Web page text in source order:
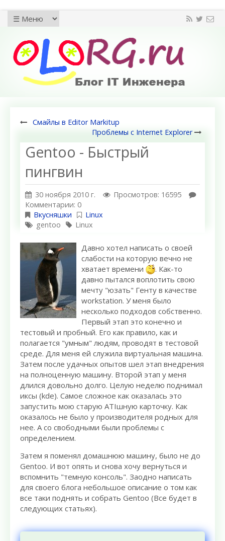
Смайлы в Editor Markitup
Проблемы с Internet Explorer
Gentoo - Быстрый
пингвин
30 ноября 2010 г.
Просмотров: 16595
Комментарии: 0
Вкусняшки
Linux
gentoo
Linux
Давно хотел написать о своей
слабости на которую вечно не
хватает времени
. Как-то
давно пытался воплотить свою
мечту "юзать" Генту в качестве
workstation. У меня было
несколько подходов собственно.
Первый этап это конечно и
тестовый и пробный. Его как правило, как и
полагается "умным" людям, проводят в тестовой
среде. Для меня ей служила виртуальная машина.
Затем после удачных опытов шел этап внедрения
на полноценную машину. Второй этап у меня
длился довольно долго. Целую неделю поднимал
иксы (kde). Самое сложное как оказалась это
запустить мою старую ATIшную карточку. Как
оказалось не было у производителя родных для
нее. А со свободными были проблемы с
определением.
Затем я поменял домашнюю машину, было не до
Gentoo. И вот опять и снова хочу вернуться и
вспомнить "темную консоль". Заодно написать
для своего блога небольшое описание о том как
все таки поднять и собрать Gentoo (Все будет в
следующих статьях).